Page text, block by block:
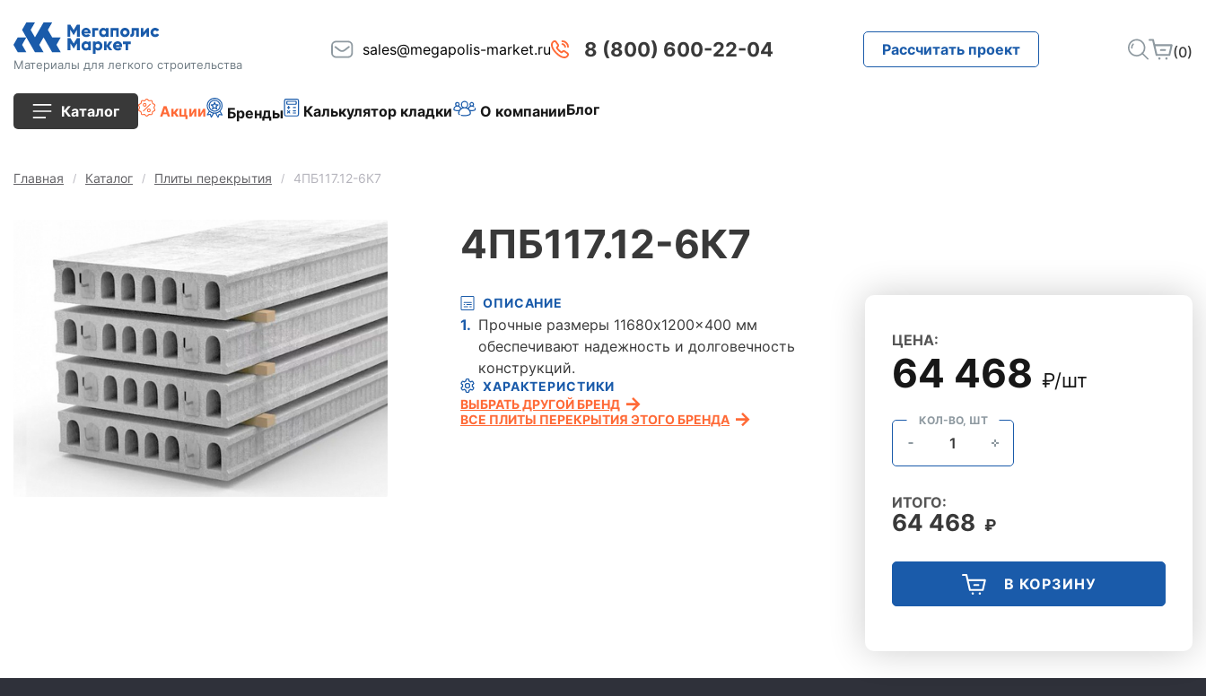
Материалы для легкого строительства
sales@megapolis-market.ru 8 (800) 600-22-04 Рассчитать проект (0)
Каталог
Кирпич
Плиты перекрытия
Сопутствующие товары
Тротуарная плитка
Сайдинг
Металлочерепица
Акции Бренды Калькулятор кладки О компанииБлог
Главная Каталог Плиты перекрытия 4ПБ117.12-6К7
4ПБ117.12-6К7
ОПИСАНИЕ
Прочные размеры 11680x1200x400 мм
обеспечивают надежность и долговечность
конструкций.
ХАРАКТЕРИСТИКИ
ВЫБРАТЬ ДРУГОЙ БРЕНД
ВСЕ ПЛИТЫ ПЕРЕКРЫТИЯ ЭТОГО БРЕНДА
ЦЕНА:
64 468 ₽/шт
КОЛ-ВО, ШТ
ИТОГО:
64 468 ₽
В КОРЗИНУ